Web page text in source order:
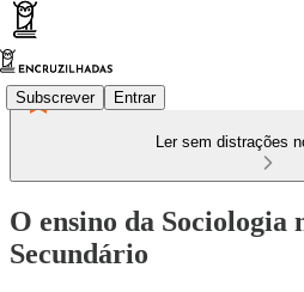
Subscrever Entrar
Ler sem distrações
O ensino da Sociologia
Secundário